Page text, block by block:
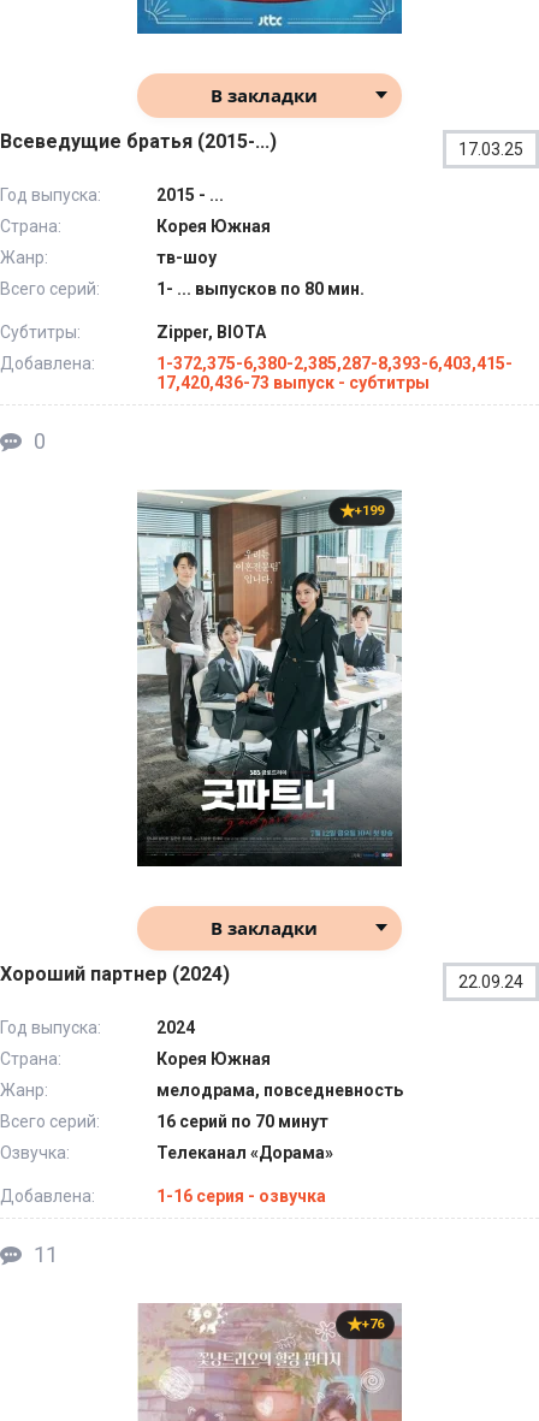
В закладки
Всеведущие братья (2015-...) 17.03.25
Год выпуска:
2015 - ...
Страна:
Корея Южная
Жанр:
тв-шоу
Всего серий:
1- ... выпусков по 80 мин.
Субтитры:
Zipper, BIOTA
Добавлена:
1-372,375-6,380-2,385,287-8,393-6,403,415-
17,420,436-73 выпуск - субтитры
0
+199
В закладки
Хороший партнер (2024) 22.09.24
Год выпуска:
2024
Страна:
Корея Южная
Жанр:
мелодрама, повседневность
Всего серий:
16 серий по 70 минут
Озвучка:
Телеканал «Дорама»
Добавлена: 1-16 серия - озвучка
11
+76